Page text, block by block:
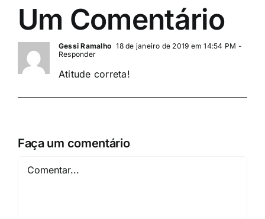
Um Comentário
Gessi Ramalho 18 de janeiro de 2019 em 14:54 PM -
Responder
Atitude correta!
Faça um comentário